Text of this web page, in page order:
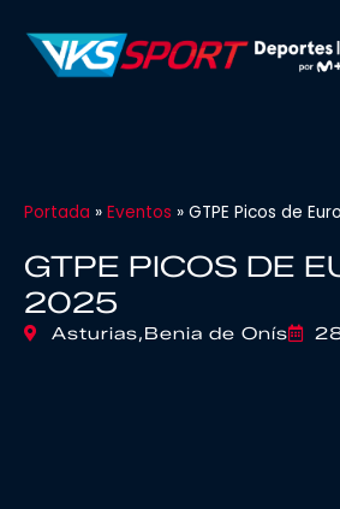
Portada » Eventos » GTPE Picos de
GTPE PICOS DE
2025
Asturias,Benia de Onís